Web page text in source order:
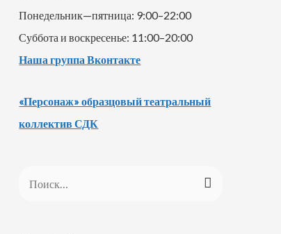
Понедельник—пятница: 9:00–22:00
Суббота и воскресенье: 11:00–20:00
Наша группа Вконтакте
«Персонаж» образцовый театральный
коллектив СДК